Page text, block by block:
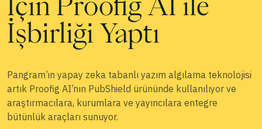
Şirket
Blog
Satış Departmanı ile İletişime Geçin
İçin Proofig AI ile
İşbirliği Yaptı
Pangram’ın yapay zeka tabanlı yazım algılama teknolojisi
artık Proofig AI’nın PubShield ürününde kullanılıyor ve
araştırmacılara, kurumlara ve yayıncılara entegre
bütünlük araçları sunuyor.